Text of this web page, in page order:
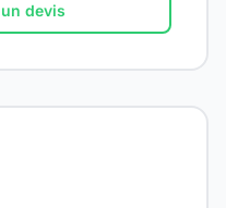
devis